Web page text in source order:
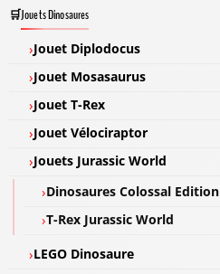
Jouets Dinosaures
Jouet Diplodocus
Jouet Mosasaurus
Jouet T-Rex
Jouet Vélociraptor
Jouets Jurassic World
Dinosaures Colossal Edition
T-Rex Jurassic World
LEGO Dinosaure